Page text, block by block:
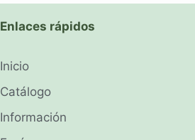
Enlaces rápidos
Inicio
Catálogo
Información